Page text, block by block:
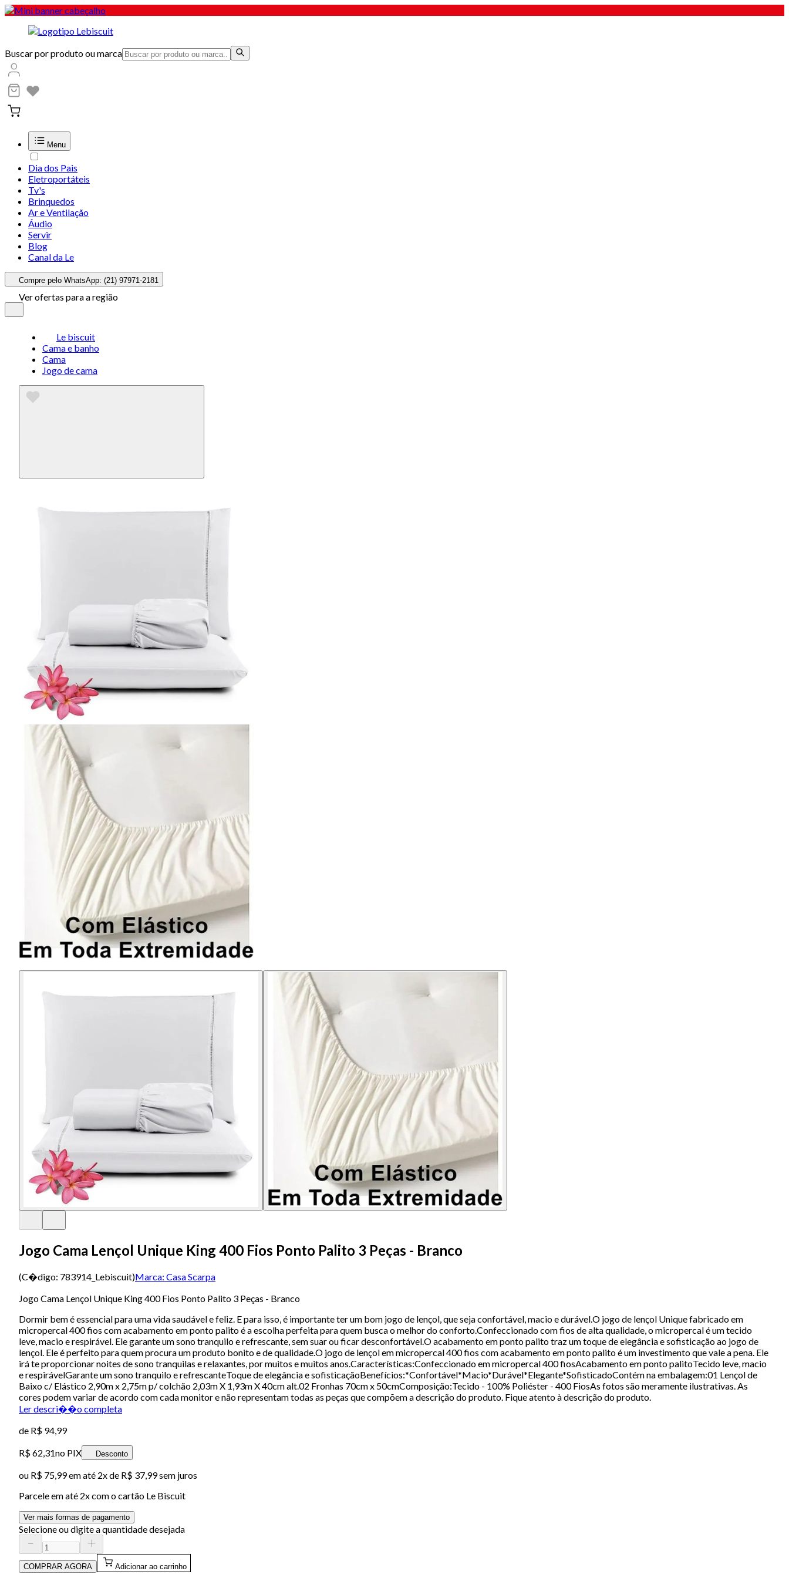
Buscar por produto ou marca
Menu
Dia dos Pais
Eletroportáteis
Tv's
Brinquedos
Ar e Ventilação
Áudio
Servir
Blog
Canal da Le
Compre pelo WhatsApp: (21) 97971-2181
Ver ofertas para a região
Le biscuit
Cama e banho
Cama
Jogo de cama
Jogo Cama Lençol Unique King 400 Fios Ponto Palito 3 Peças - Branco
(C�digo: 783914_Lebiscuit)Marca: Casa Scarpa
Jogo Cama Lençol Unique King 400 Fios Ponto Palito 3 Peças - Branco
Dormir bem é essencial para uma vida saudável e feliz. E para isso, é importante ter um bom jogo de lençol, que seja confortável, macio e durável.O jogo de lençol Unique fabricado em
micropercal 400 fios com acabamento em ponto palito é a escolha perfeita para quem busca o melhor do conforto.Confeccionado com fios de alta qualidade, o micropercal é um tecido
leve, macio e respirável. Ele garante um sono tranquilo e refrescante, sem suar ou ficar desconfortável.O acabamento em ponto palito traz um toque de elegância e sofisticação ao jogo de
lençol. Ele é perfeito para quem procura um produto bonito e de qualidade.O jogo de lençol em micropercal 400 fios com acabamento em ponto palito é um investimento que vale a pena. Ele
irá te proporcionar noites de sono tranquilas e relaxantes, por muitos e muitos anos.Características:Confeccionado em micropercal 400 fiosAcabamento em ponto palitoTecido leve, macio
e respirávelGarante um sono tranquilo e refrescanteToque de elegância e sofisticaçãoBenefícios:*Confortável*Macio*Durável*Elegante*SofisticadoContém na embalagem:01 Lençol de
Baixo c/ Elástico 2,90m x 2,75m p/ colchão 2,03m X 1,93m X 40cm alt.02 Fronhas 70cm x 50cmComposição:Tecido - 100% Poliéster - 400 FiosAs fotos são meramente ilustrativas. As
cores podem variar de acordo com cada monitor e não representam todas as peças que compõem a descrição do produto. Fique atento à descrição do produto.
Ler descri��o completa
de R$ 94,99
R$ 62,31no PIX Desconto
ou R$ 75,99em até 2x de R$ 37,99 sem juros
Parcele em até 2x com o cartão Le Biscuit
Ver mais formas de pagamento
Selecione ou digite a quantidade desejada
COMPRAR AGORA Adicionar ao carrinho